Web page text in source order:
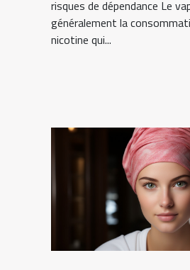
risques de dépendance Le
généralement la
nicotine qui...